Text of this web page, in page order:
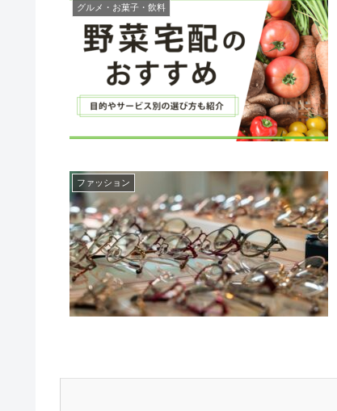
グルメ・お菓子・飲料
ファッション